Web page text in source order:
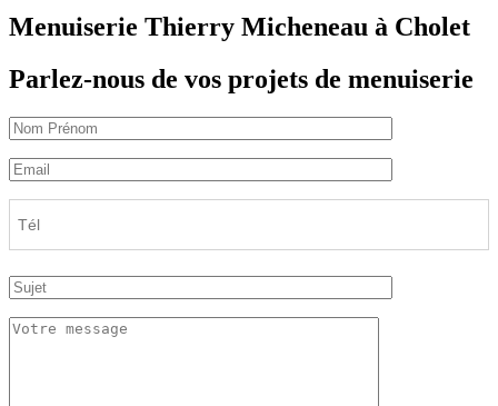
Menuiserie Thierry Micheneau à Cholet
Parlez-nous de vos projets de menuiserie